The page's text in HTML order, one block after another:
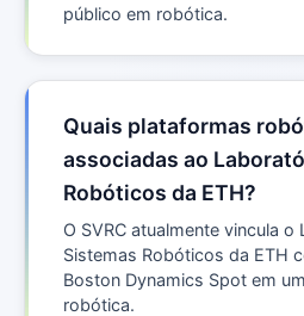
público em robótica.
Quais plataformas
associadas ao
Robóticos da ETH?
O SVRC atualmente vincula
Sistemas Robóticos da ETH
Boston Dynamics Spot em
robótica.